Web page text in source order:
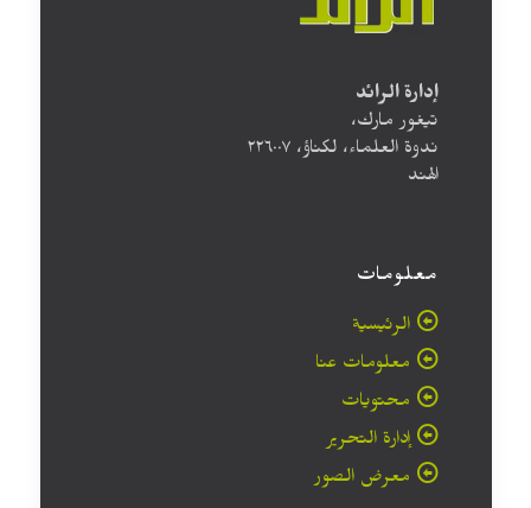
إدارة الرائد
تيغور مارك،
ندوة العلماء، لكناؤ، ۲۲٦۰۰۷
الهند
معلومات
الرئيسية
معلومات عنا
محتويات
إدارة التحرير
معرض الصور